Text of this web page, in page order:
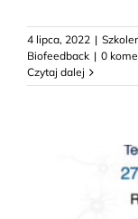
4 lipca, 2022 |
Biofeedback | 0
Czytaj dalej